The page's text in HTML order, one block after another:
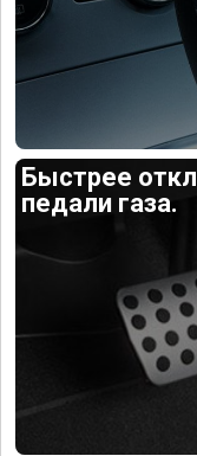
Быстрее
педали газа.